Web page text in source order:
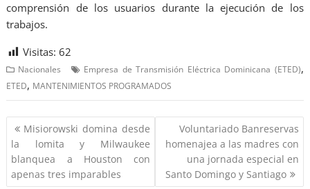
comprensión de los usuarios durante la ejecución de los
trabajos.
Visitas: 62
Nacionales Empresa de Transmisión Eléctrica Dominicana (ETED),
ETED, MANTENIMIENTOS PROGRAMADOS
Misiorowski domina desde
la lomita y Milwaukee
blanquea a Houston con
apenas tres imparables
Voluntariado Banreservas
homenajea a las madres con
una jornada especial en
Santo Domingo y Santiago